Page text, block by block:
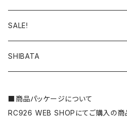
タイヤインナー
YOKOMO DRB
ボディ
アクセサリー・デカール・ステッカー
ツール
ビス・ナット・スペーサー・ブッシュ・
ナット
ESC(アンプ)
YD-4MR
SD2.0
ステッカー
雑貨
SALE!
タイヤ・ホイール関連
SHIBATA
■商品パッケージについて
RC926 WEB SHOPにてご購入の商